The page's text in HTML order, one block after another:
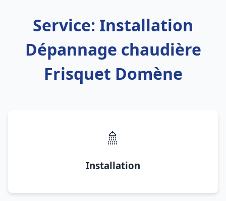
Service: Installation
Dépannage chaudière
Frisquet Domène
🚿
Installation